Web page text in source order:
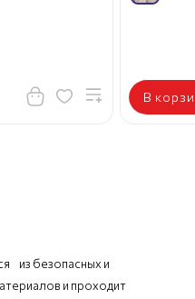
В
из безопасных и
и проходит